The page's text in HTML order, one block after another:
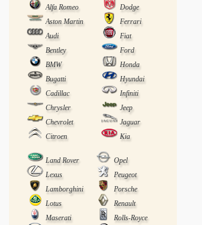
Alfa Romeo
Dodge
Aston Martin
Ferrari
Audi
Fiat
Bentley
Ford
BMW
Honda
Bugatti
Hyundai
Cadillac
Infiniti
Chrysler
Jeep
Chevrolet
Jaguar
Citroen
Kia
Land Rover
Opel
Lexus
Peugeot
Lamborghini
Porsche
Lotus
Renault
Maserati
Rolls-Royce